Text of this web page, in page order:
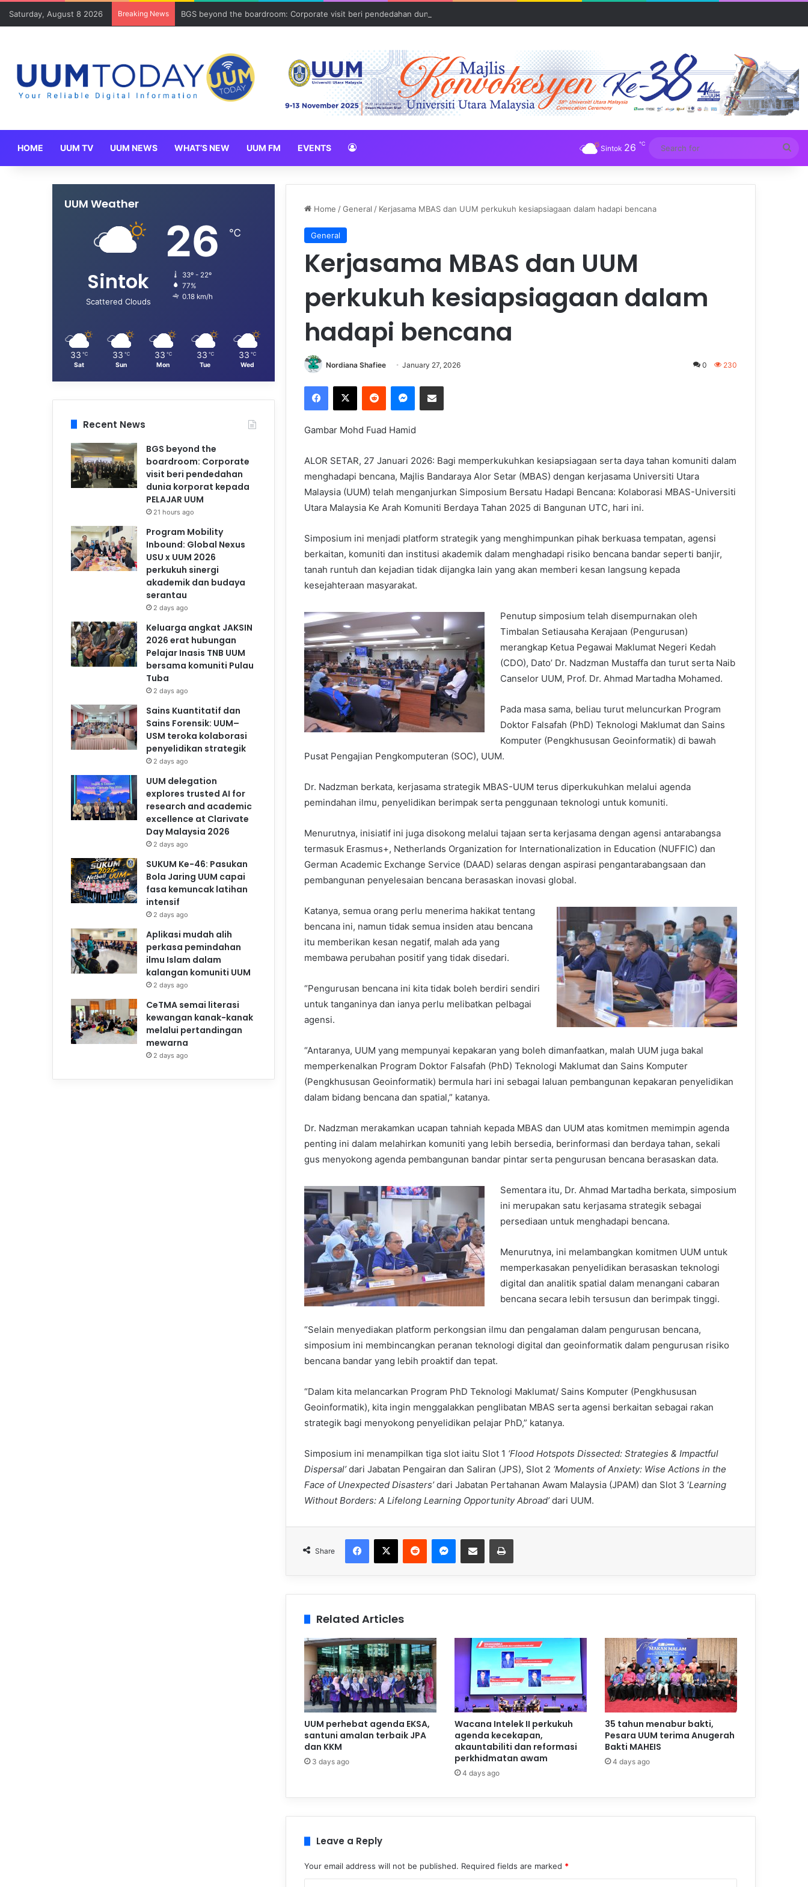
Saturday, August 8 2026 Breaking News BGS beyond the boardroom: Corporate visit beri pendedahan dunia korporat kepada PELAJAR UUM
HOME UUM TV UUM NEWS WHAT’S NEW UUM FM EVENTS Sintok 26 ℃
for
Home /General / Kerjasama MBAS dan UUM perkukuh kesiapsiagaan dalam hadapi bencana
General
Kerjasama MBAS dan UUM
perkukuh kesiapsiagaan dalam
hadapi bencana
Nordiana Shafiee January 27, 2026 0 230
Gambar Mohd Fuad Hamid
ALOR SETAR, 27 Januari 2026: Bagi memperkukuhkan kesiapsiagaan serta daya tahan komuniti dalam
menghadapi bencana, Majlis Bandaraya Alor Setar (MBAS) dengan kerjasama Universiti Utara
Malaysia (UUM) telah menganjurkan Simposium Bersatu Hadapi Bencana: Kolaborasi MBAS-Universiti
Utara Malaysia Ke Arah Komuniti Berdaya Tahan 2025 di Bangunan UTC, hari ini.
Simposium ini menjadi platform strategik yang menghimpunkan pihak berkuasa tempatan, agensi
berkaitan, komuniti dan institusi akademik dalam menghadapi risiko bencana bandar seperti banjir,
tanah runtuh dan kejadian tidak dijangka lain yang akan memberi kesan langsung kepada
kesejahteraan masyarakat.
Penutup simposium telah disempurnakan oleh
Timbalan Setiausaha Kerajaan (Pengurusan)
merangkap Ketua Pegawai Maklumat Negeri Kedah
(CDO), Dato’ Dr. Nadzman Mustaffa dan turut serta Naib
Canselor UUM, Prof. Dr. Ahmad Martadha Mohamed.
Pada masa sama, beliau turut meluncurkan Program
Doktor Falsafah (PhD) Teknologi Maklumat dan Sains
Komputer (Pengkhususan Geoinformatik) di bawah
Pusat Pengajian Pengkomputeran (SOC), UUM.
Dr. Nadzman berkata, kerjasama strategik MBAS-UUM terus diperkukuhkan melalui agenda
pemindahan ilmu, penyelidikan berimpak serta penggunaan teknologi untuk komuniti.
Menurutnya, inisiatif ini juga disokong melalui tajaan serta kerjasama dengan agensi antarabangsa
termasuk Erasmus+, Netherlands Organization for Internationalization in Education (NUFFIC) dan
German Academic Exchange Service (DAAD) selaras dengan aspirasi pengantarabangsaan dan
pembangunan penyelesaian bencana berasaskan inovasi global.
Katanya, semua orang perlu menerima hakikat tentang
bencana ini, namun tidak semua insiden atau bencana
itu memberikan kesan negatif, malah ada yang
membawa perubahan positif yang tidak disedari.
“Pengurusan bencana ini kita tidak boleh berdiri sendiri
untuk tanganinya dan ianya perlu melibatkan pelbagai
agensi.
“Antaranya, UUM yang mempunyai kepakaran yang boleh dimanfaatkan, malah UUM juga bakal
memperkenalkan Program Doktor Falsafah (PhD) Teknologi Maklumat dan Sains Komputer
(Pengkhususan Geoinformatik) bermula hari ini sebagai laluan pembangunan kepakaran penyelidikan
dalam bidang bencana dan spatial,” katanya.
Dr. Nadzman merakamkan ucapan tahniah kepada MBAS dan UUM atas komitmen memimpin agenda
penting ini dalam melahirkan komuniti yang lebih bersedia, berinformasi dan berdaya tahan, sekali
gus menyokong agenda pembangunan bandar pintar serta pengurusan bencana berasaskan data.
Sementara itu, Dr. Ahmad Martadha berkata, simposium
ini merupakan satu kerjasama strategik sebagai
persediaan untuk menghadapi bencana.
Menurutnya, ini melambangkan komitmen UUM untuk
memperkasakan penyelidikan berasaskan teknologi
digital dan analitik spatial dalam menangani cabaran
bencana secara lebih tersusun dan berimpak tinggi.
“Selain menyediakan platform perkongsian ilmu dan pengalaman dalam pengurusan bencana,
simposium ini membincangkan peranan teknologi digital dan geoinformatik dalam pengurusan risiko
bencana bandar yang lebih proaktif dan tepat.
“Dalam kita melancarkan Program PhD Teknologi Maklumat/ Sains Komputer (Pengkhususan
Geoinformatik), kita ingin menggalakkan penglibatan MBAS serta agensi berkaitan sebagai rakan
strategik bagi menyokong penyelidikan pelajar PhD,” katanya.
Simposium ini menampilkan tiga slot iaitu Slot 1 ‘Flood Hotspots Dissected: Strategies & Impactful
Dispersal’dari Jabatan Pengairan dan Saliran (JPS), Slot 2 ‘Moments of Anxiety: Wise Actions in the
Face of Unexpected Disasters’dari Jabatan Pertahanan Awam Malaysia (JPAM) dan Slot 3 ‘Learning
Without Borders: A Lifelong Learning Opportunity Abroad’dari UUM.
Share
Related Articles
UUM perhebat agenda EKSA,
santuni amalan terbaik JPA
dan KKM
3 days ago
Wacana Intelek II perkukuh
agenda kecekapan,
akauntabiliti dan reformasi
perkhidmatan awam
4 days ago
35 tahun menabur bakti,
Pesara UUM terima Anugerah
Bakti MAHEIS
4 days ago
Leave a Reply
Your email address will not be published. Required fields are marked *
UUM Weather
Sintok
Scattered Clouds
26 ℃
33º - 22º
77%
0.18 km/h
33 ℃
Sat
33 ℃
Sun
33 ℃
Mon
33 ℃
Tue
33 ℃
Wed
Recent News
BGS beyond the
boardroom: Corporate
visit beri pendedahan
dunia korporat kepada
PELAJAR UUM
21 hours ago
Program Mobility
Inbound: Global Nexus
USU x UUM 2026
perkukuh sinergi
akademik dan budaya
serantau
2 days ago
Keluarga angkat JAKSIN
2026 erat hubungan
Pelajar Inasis TNB UUM
bersama komuniti Pulau
Tuba
2 days ago
Sains Kuantitatif dan
Sains Forensik: UUM–
USM teroka kolaborasi
penyelidikan strategik
2 days ago
UUM delegation
explores trusted AI for
research and academic
excellence at Clarivate
Day Malaysia 2026
2 days ago
SUKUM Ke-46: Pasukan
Bola Jaring UUM capai
fasa kemuncak latihan
intensif
2 days ago
Aplikasi mudah alih
perkasa pemindahan
ilmu Islam dalam
kalangan komuniti UUM
2 days ago
CeTMA semai literasi
kewangan kanak-kanak
melalui pertandingan
mewarna
2 days ago